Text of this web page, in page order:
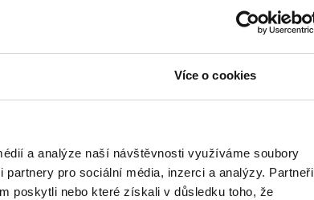
Více o cookies
a analýze naší návštěvnosti využíváme soubory
pro sociální média, inzerci a analýzy. Partneři
poskytli nebo které získali v důsledku toho, že